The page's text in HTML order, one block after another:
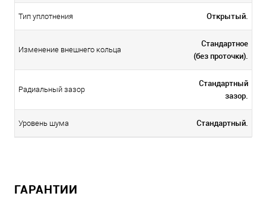
Тип уплотнения Открытый.
Изменение внешнего кольца
Стандартное
(без проточки).
Радиальный зазор
Стандартный
зазор.
Уровень шума Стандартный.
ГАРАНТИИ